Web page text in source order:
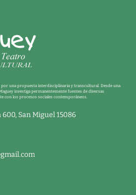
una propuesta interdisciplinaria y transcultural. Desde una
investiga permanentemente fuentes de diversas
con los procesos sociales contemporáneos.
San Miguel 15086